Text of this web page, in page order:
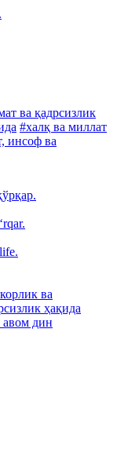
ва қадрсизлик
#халқ ва миллат
инсоф ва
ва
ҳақида
авом дин